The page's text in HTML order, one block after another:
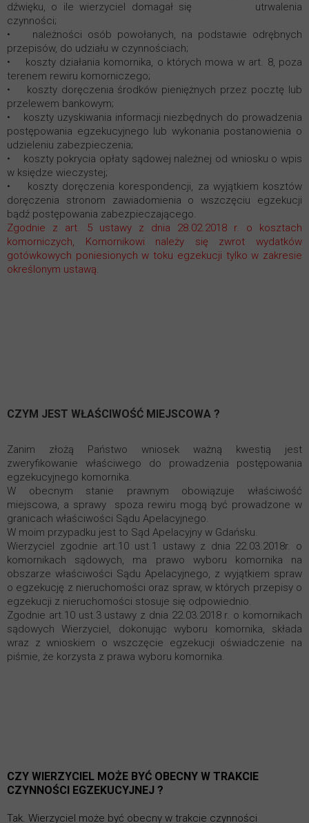
dźwięku, o ile wierzyciel domagał się utrwalenia
czynności;
• należności osób powołanych, na podstawie odrębnych
przepisów, do udziału w czynnościach;
• koszty działania komornika, o których mowa w art. 8, poza
terenem rewiru komorniczego;
• koszty doręczenia środków pieniężnych przez pocztę lub
przelewem bankowym;
• koszty uzyskiwania informacji niezbędnych do prowadzenia
postępowania egzekucyjnego lub wykonania postanowienia o
udzieleniu zabezpieczenia;
• koszty pokrycia opłaty sądowej należnej od wniosku o wpis
w księdze wieczystej;
• koszty doręczenia korespondencji, za wyjątkiem kosztów
doręczenia stronom zawiadomienia o wszczęciu egzekucji
bądź postępowania zabezpieczającego.
Zgodnie z art. 5 ustawy z dnia 28.02.2018 r. o kosztach
komorniczych, Komornikowi należy się zwrot wydatków
gotówkowych poniesionych w toku egzekucji tylko w zakresie
określonym ustawą.
CZYM JEST WŁAŚCIWOŚĆ MIEJSCOWA ?
Zanim złożą Państwo wniosek ważną kwestią jest
zweryfikowanie właściwego do prowadzenia postępowania
egzekucyjnego komornika.
W obecnym stanie prawnym obowiązuje właściwość
miejscowa, a sprawy spoza rewiru mogą być prowadzone w
granicach właściwości Sądu Apelacyjnego.
W moim przypadku jest to Sąd Apelacyjny w Gdańsku.
Wierzyciel zgodnie art.10 ust.1 ustawy z dnia 22.03.2018r. o
komornikach sądowych, ma prawo wyboru komornika na
obszarze właściwości Sądu Apelacyjnego, z wyjątkiem spraw
o egzekucję z nieruchomości oraz spraw, w których przepisy o
egzekucji z nieruchomości stosuje się odpowiednio.
Zgodnie art.10 ust.3 ustawy z dnia 22.03.2018 r. o komornikach
sądowych Wierzyciel, dokonując wyboru komornika, składa
wraz z wnioskiem o wszczęcie egzekucji oświadczenie na
piśmie, że korzysta z prawa wyboru komornika.
CZY WIERZYCIEL MOŻE BYĆ OBECNY W TRAKCIE
CZYNNOŚCI EGZEKUCYJNEJ ?
Tak. Wierzyciel może być obecny w trakcie czynności